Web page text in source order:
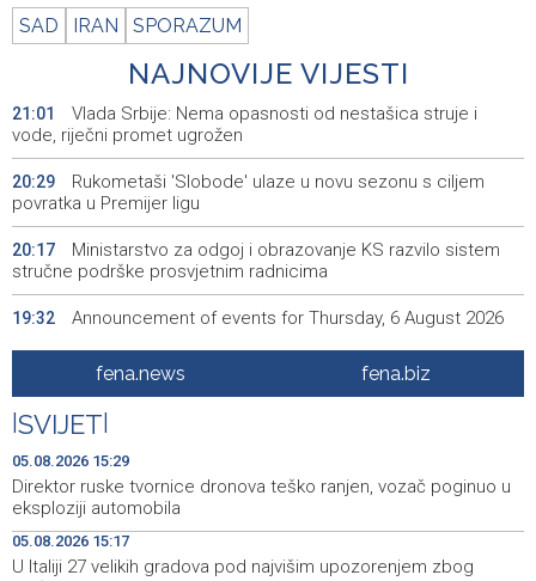
SAD IRAN SPORAZUM
NAJNOVIJE VIJESTI
21:01
Vlada Srbije: Nema opasnosti od nestašica struje i
vode, riječni promet ugrožen
20:29
Rukometaši 'Slobode' ulaze u novu sezonu s ciljem
povratka u Premijer ligu
20:17
Ministarstvo za odgoj i obrazovanje KS razvilo sistem
stručne podrške prosvjetnim radnicima
19:32 Announcement of events for Thursday, 6 August 2026
Rise in electric scooter injuries among children; Biloš:
Head and facial injuries most common
19:25
Ministarstvo saobraćaja KS: Uskoro javna nabavka za
obnovu mosta u ulici Ive Andrića
19:15
Pomozi.ba pomaže Gazi - Od početka 2026. podijeljeno
40.000 toplih obroka, u augustu nove aktivnosti
19:12
Conference on representation of constituent peoples
fena.news fena.biz
SVIJET
05.08.2026 15:29
Direktor ruske tvornice dronova teško ranjen, vozač poginuo u
eksploziji automobila
05.08.2026 15:17
U Italiji 27 velikih gradova pod najvišim upozorenjem zbog